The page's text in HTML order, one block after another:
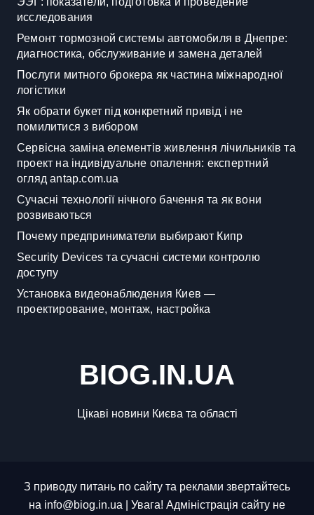
исследования
Ремонт тормозной системы автомобиля в Днепре:
диагностика, обслуживание и замена деталей
Послуги митного брокера як частина міжнародної
логістики
Як обрати букет під конкретний привід і не
помилитися з вибором
Сервісна заміна елементів живлення лічильників та
проект на індивідуальне опалення: експертний
огляд antap.com.ua
Сучасні технології нічного бачення та як вони
розвиваються
Почему предприниматели выбирают Кипр
Security Devices та сучасні системи контролю
доступу
Установка видеонаблюдения Киев —
проектирование, монтаж, настройка
BIOG.IN.UA
Цікаві новини Києва та області
З приводу питань по сайту та реклами звертайтесь
на info@biog.in.ua | Увага! Адміністрація сайту не